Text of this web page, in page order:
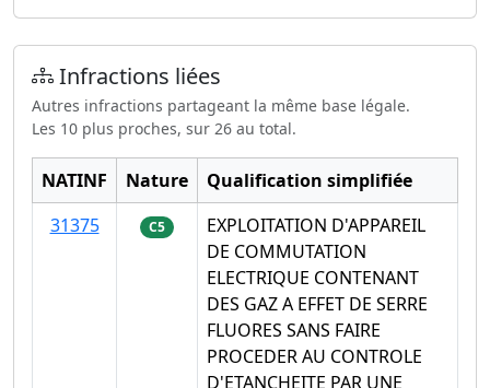
Infractions liées
Autres infractions partageant la même base légale.
Les 10 plus proches, sur 26 au total.
NATINF Nature
Qualification simplifiée
31375
C5
EXPLOITATION D'APPAREIL
DE COMMUTATION
ELECTRIQUE CONTENANT
DES GAZ A EFFET DE SERRE
FLUORES SANS FAIRE
PROCEDER AU CONTROLE
D'ETANCHEITE PAR UNE